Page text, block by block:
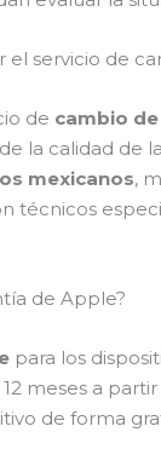
el servicio de
de cambio
la calidad de
mexicanos,
técnicos
de Apple?
para los
meses a
de forma